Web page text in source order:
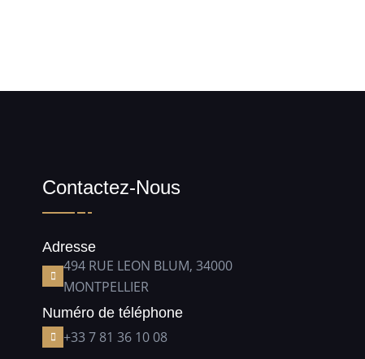
Contactez-Nous
Adresse
494 RUE LEON BLUM, 34000
MONTPELLIER
Numéro de téléphone
+33 7 81 36 10 08